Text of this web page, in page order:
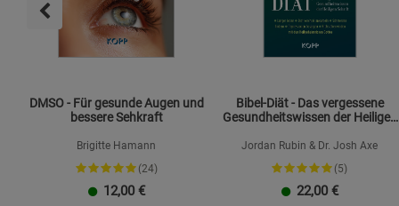
DMSO - Für gesunde Augen und
bessere Sehkraft
Brigitte Hamann
(24)
12,00 €
Bibel-Diät - Das vergessene
Gesundheitswissen der Heiligen
Jordan Rubin & Dr. Josh Axe
(5)
22,00 €